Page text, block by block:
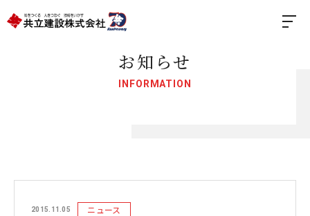
お知らせ
INFORMATION
2015.11.05 ニュース